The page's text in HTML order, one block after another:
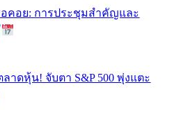
คอย: การประชุมสำคัญและ
าดหุ้น! จับตา S&P 500 พุ่งแตะ